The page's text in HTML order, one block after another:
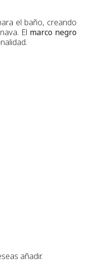
el baño, creando
El marco negro
añadir.